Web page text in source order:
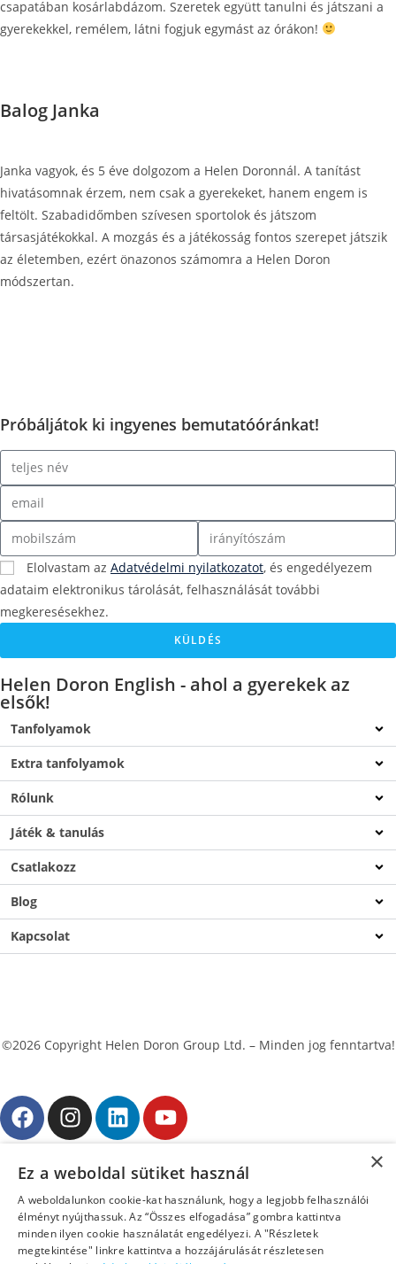
csapatában kosárlabdázom. Szeretek együtt tanulni és játszani a
gyerekekkel, remélem, látni fogjuk egymást az órákon!
Balog Janka
Janka vagyok, és 5 éve dolgozom a Helen Doronnál. A tanítást
hivatásomnak érzem, nem csak a gyerekeket, hanem engem is
feltölt. Szabadidőmben szívesen sportolok és játszom
társasjátékokkal. A mozgás és a játékosság fontos szerepet játszik
az életemben, ezért önazonos számomra a Helen Doron
módszertan.
Próbáljátok ki ingyenes bemutatóóránkat!
Elolvastam az Adatvédelmi nyilatkozatot, és engedélyezem
adataim elektronikus tárolását, felhasználását további
megkeresésekhez.
KÜLDÉS
Helen Doron English - ahol a gyerekek az
elsők!
Tanfolyamok
Extra tanfolyamok
Rólunk
Játék & tanulás
Csatlakozz
Blog
Kapcsolat
©2026 Copyright Helen Doron Group Ltd. – Minden jog fenntartva!
×
Ez a weboldal sütiket használ
A weboldalunkon cookie-kat használunk, hogy a legjobb felhasználói
élményt nyújthassuk. Az “Összes elfogadása” gombra kattintva
minden ilyen cookie használatát engedélyezi. A "Részletek
megtekintése" linkre kattintva a hozzájárulását részletesen